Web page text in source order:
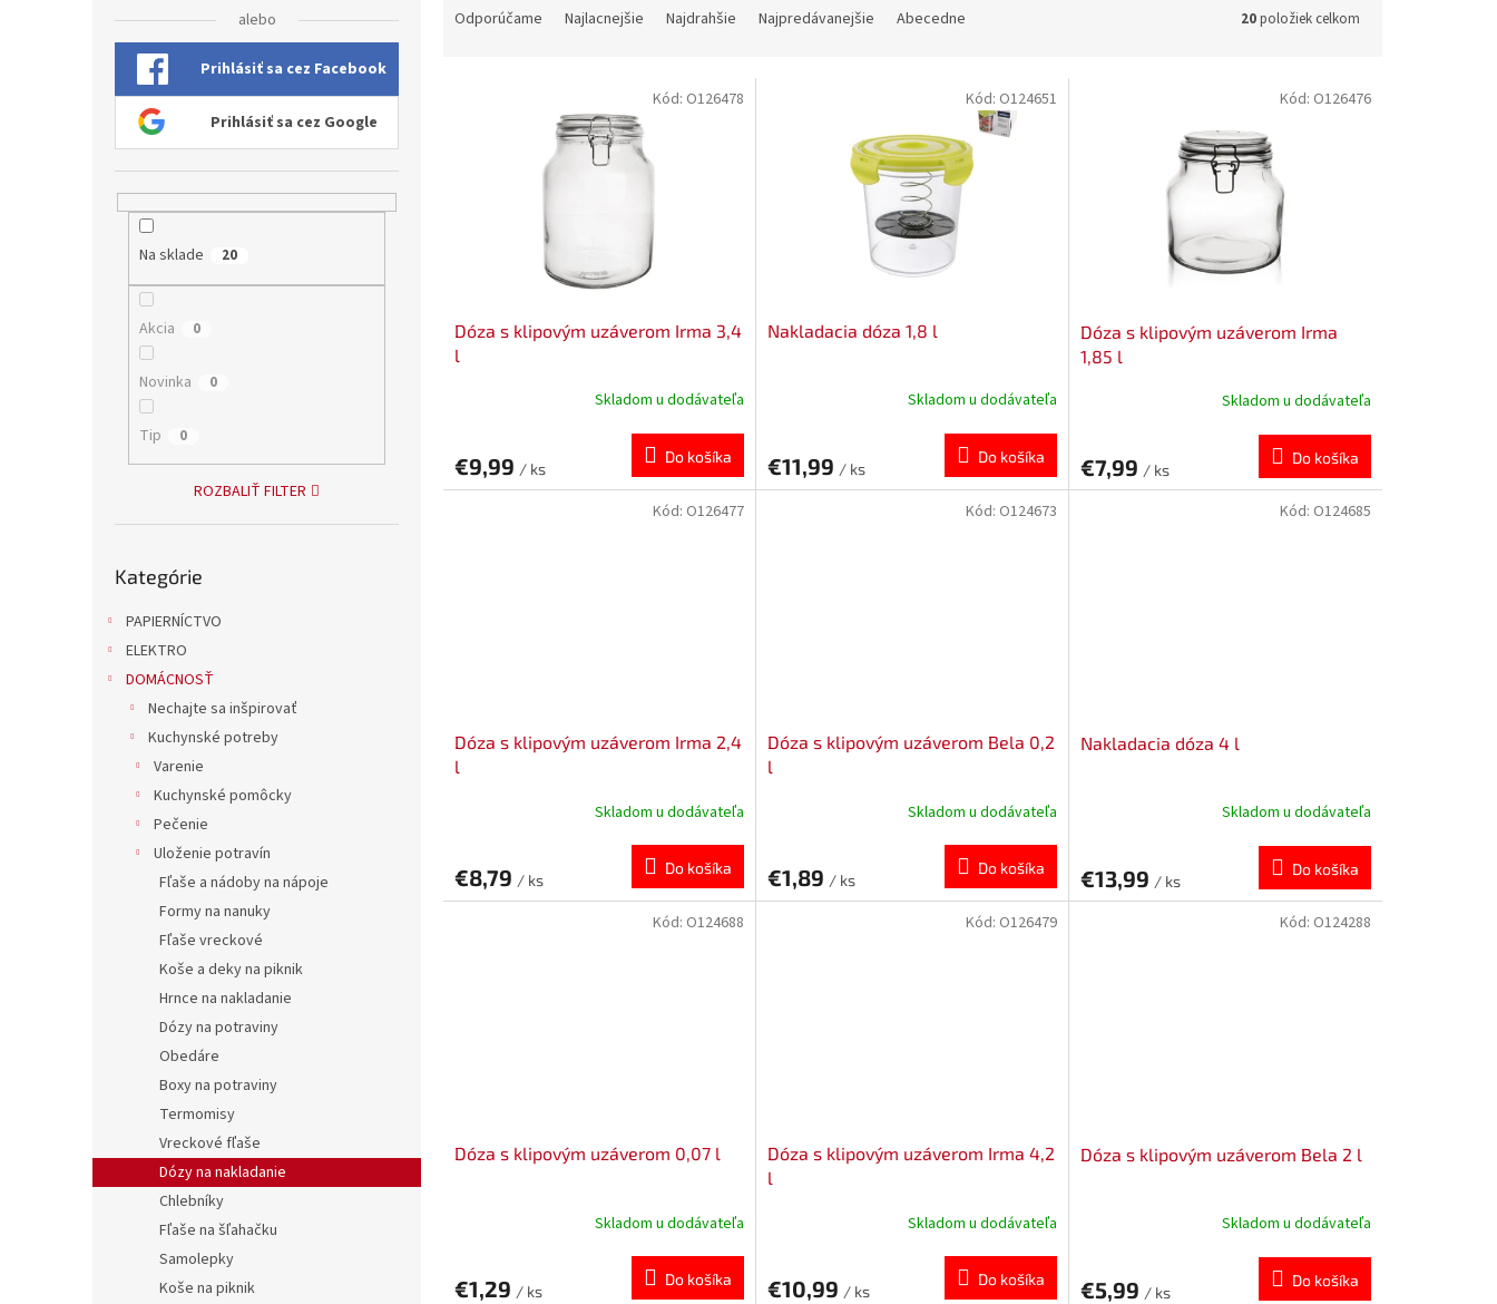
alebo
Prihlásiť sa cez Facebook
Prihlásiť sa cez Google
Na sklade 20
Akcia 0
Novinka 0
Tip 0
ROZBALIŤ FILTER
kategórie
Kategórie
PAPIERNÍCTVO
ELEKTRO
DOMÁCNOSŤ
Nechajte sa inšpirovať
Kuchynské potreby
Varenie
Kuchynské pomôcky
Pečenie
Uloženie potravín
Fľaše a nádoby na nápoje
Formy na nanuky
Fľaše vreckové
Koše a deky na piknik
Hrnce na nakladanie
Dózy na potraviny
Obedáre
Boxy na potraviny
Termomisy
Vreckové fľaše
Dózy na nakladanie
Chlebníky
Fľaše na šľahačku
Samolepky
Koše na piknik
Odporúčame Najlacnejšie Najdrahšie Najpredávanejšie Abecedne 20položiek celkom
Dóza s klipovým uzáverom Irma 3,4
l
Skladom u dodávateľa
€9,99 / ks
Do košíka
Kód: O126478
Nakladacia dóza 1,8 l
Skladom u dodávateľa
€11,99 / ks
Do košíka
Kód: O124651
Dóza s klipovým uzáverom Irma
1,85 l
Skladom u dodávateľa
€7,99 / ks
Do košíka
Kód: O126476
Dóza s klipovým uzáverom Irma 2,4
l
Skladom u dodávateľa
€8,79 / ks
Do košíka
Kód: O126477
Dóza s klipovým uzáverom Bela 0,2
l
Skladom u dodávateľa
€1,89 / ks
Do košíka
Kód: O124673
Nakladacia dóza 4 l
Skladom u dodávateľa
€13,99 / ks
Do košíka
Kód: O124685
Dóza s klipovým uzáverom 0,07 l
Skladom u dodávateľa
€1,29 / ks
Do košíka
Kód: O124688
Dóza s klipovým uzáverom Irma 4,2
l
Skladom u dodávateľa
€10,99 / ks
Do košíka
Kód: O126479
Dóza s klipovým uzáverom Bela 2 l
Skladom u dodávateľa
€5,99 / ks
Do košíka
Kód: O124288